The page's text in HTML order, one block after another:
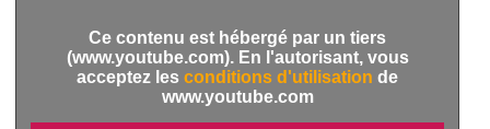
Ce contenu est hébergé par un tiers
(www.youtube.com). En l'autorisant, vous
acceptez les conditions d'utilisation de
www.youtube.com